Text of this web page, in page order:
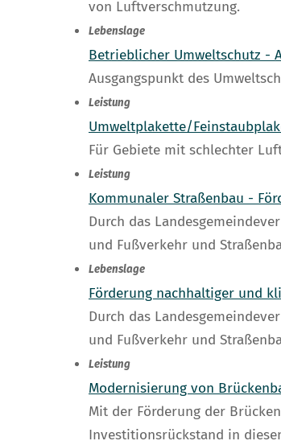
von Luftverschmutzung.
Lebenslage
Betrieblicher Umweltschutz -
Ausgangspunkt des
Leistung
Umweltplakette/
Für Gebiete mit schlechter
Leistung
Kommunaler Straßenbau -
Durch das
und Fußverkehr und
Lebenslage
Förderung nachhaltiger und
Durch das
und Fußverkehr und
Leistung
Modernisierung von
Mit der Förderung der
Investitionsrückstand in